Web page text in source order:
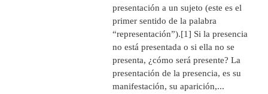
presentación a un sujeto (este es el
primer sentido de la palabra
“representación”).[1] Si la presencia
no está presentada o si ella no se
presenta, ¿cómo será presente? La
presentación de la presencia, es su
manifestación, su aparición,...